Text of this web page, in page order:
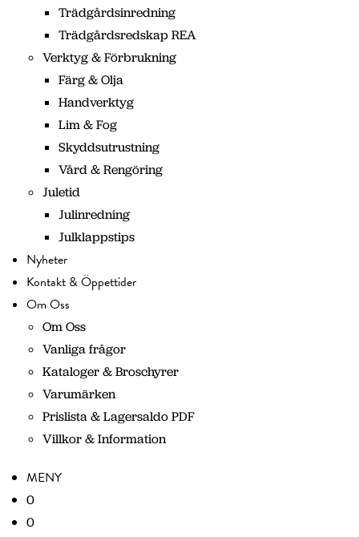
Trädgårdsinredning
Trädgårdsredskap REA
Verktyg & Förbrukning
Färg & Olja
Handverktyg
Lim & Fog
Skyddsutrustning
Vård & Rengöring
Juletid
Julinredning
Julklappstips
Nyheter
Kontakt & Öppettider
Om Oss
Om Oss
Vanliga frågor
Kataloger & Broschyrer
Varumärken
Prislista & Lagersaldo PDF
Villkor & Information
MENY
0
0